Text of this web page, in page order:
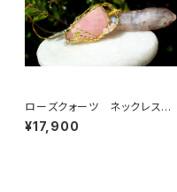
ローズクォーツ ネックレス
慈愛、優しさ、和やかさ、女性性、
恋愛に絶大な効果
¥17,900